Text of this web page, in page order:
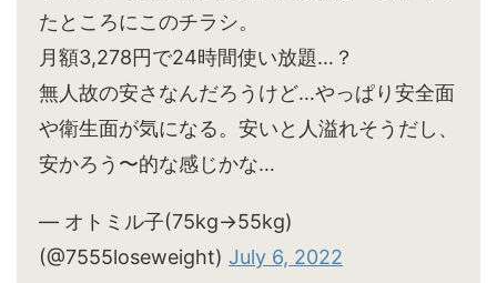
たところにこのチラシ。
月額3,278円で24時間使い放題…？
無人故の安さなんだろうけど…やっぱり安全面
や衛生面が気になる。安いと人溢れそうだし、
安かろう〜的な感じかな…
— オトミル子(75kg→55kg)
(@7555loseweight) July 6, 2022